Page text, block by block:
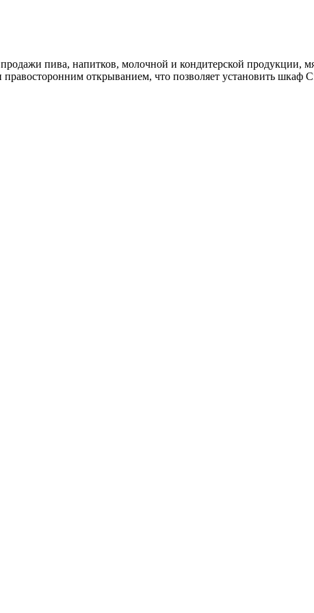
пива, напитков, молочной и кондитерской
открыванием, что позволяет установить шкаф